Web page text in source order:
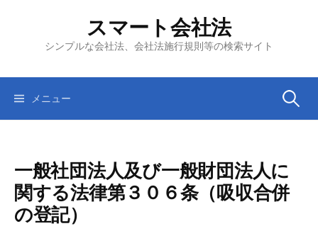
ツ
スマート会社法
シンプルな会社法、会社法施行規則等の検索サイト
メニュー 検
一般社団法人及び一般財団法人に
関する法律第３０６条（吸収合併
の登記）